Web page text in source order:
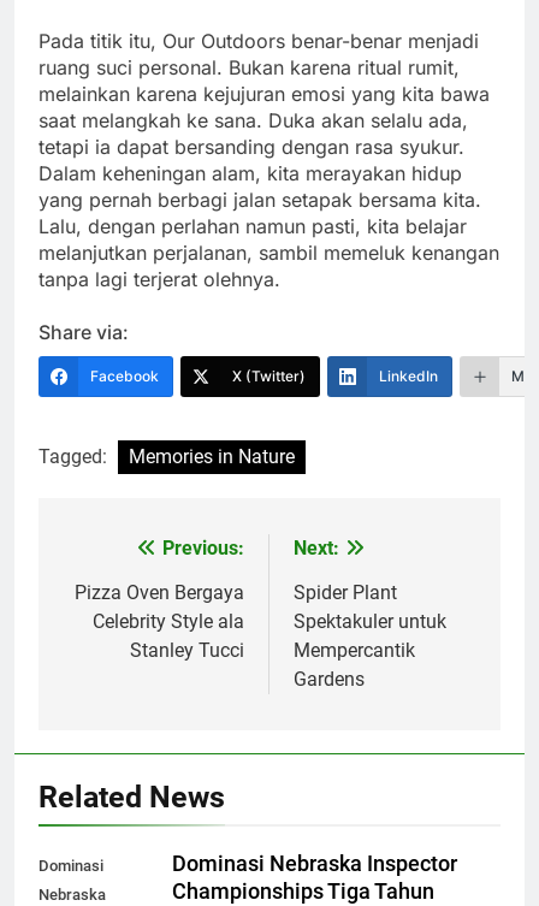
Pada titik itu, Our Outdoors benar-benar menjadi
ruang suci personal. Bukan karena ritual rumit,
melainkan karena kejujuran emosi yang kita bawa
saat melangkah ke sana. Duka akan selalu ada,
tetapi ia dapat bersanding dengan rasa syukur.
Dalam keheningan alam, kita merayakan hidup
yang pernah berbagi jalan setapak bersama kita.
Lalu, dengan perlahan namun pasti, kita belajar
melanjutkan perjalanan, sambil memeluk kenangan
tanpa lagi terjerat olehnya.
Share via:
Facebook X (Twitter) LinkedIn
Tagged: Memories in Nature
Navigasi
pos
Previous:
Pizza Oven Bergaya
Celebrity Style ala
Stanley Tucci
Next:
Spider Plant
Spektakuler untuk
Mempercantik
Gardens
Related News
Dominasi
Nebraska
Dominasi Nebraska Inspector
Championships Tiga Tahun